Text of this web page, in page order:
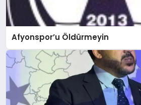
Afyonspor’u Öldürmeyin